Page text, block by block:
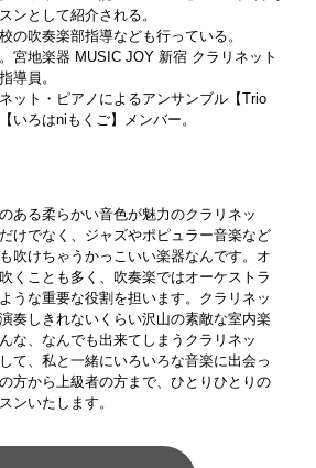
ンとして紹介される。
の吹奏楽部指導なども行っている。
宮地楽器 MUSIC JOY 新宿 クラリネット
導員。
ット・ピアノによるアンサンブル【Trio
いろはniもくご】メンバー。
ある柔らかい音色が魅力のクラリネッ
けでなく、ジャズやポピュラー音楽など
吹けちゃうかっこいい楽器なんです。オ
くことも多く、吹奏楽ではオーケストラ
うな重要な役割を担います。クラリネッ
奏しきれないくらい沢山の素敵な室内楽
な、なんでも出来てしまうクラリネッ
て、私と一緒にいろいろな音楽に出会っ
方から上級者の方まで、ひとりひとりの
ンいたします。